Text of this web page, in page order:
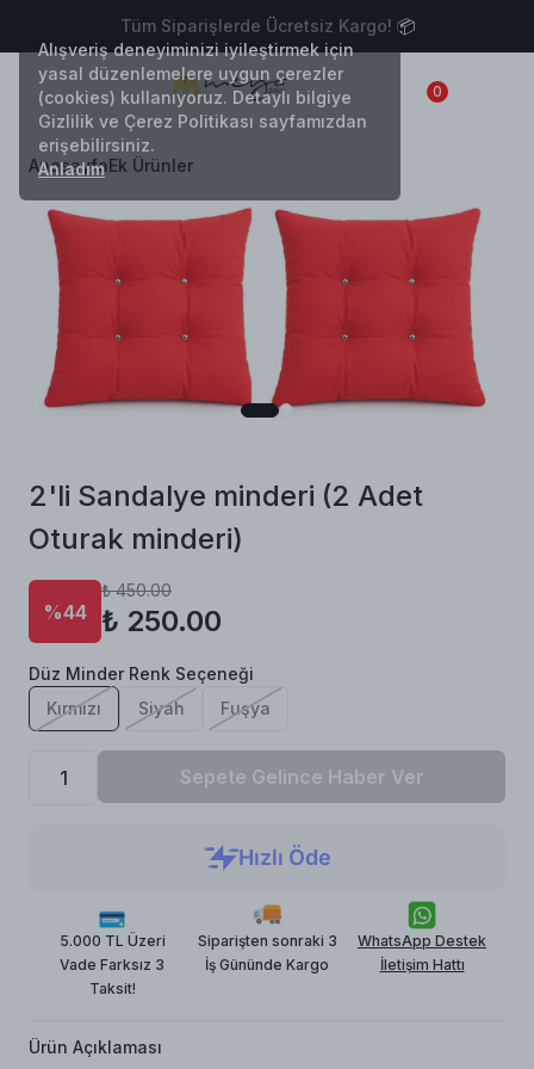
Alışveriş deneyiminizi iyileştirmek için
yasal düzenlemelere uygun çerezler
(cookies) kullanıyoruz. Detaylı bilgiye
Gizlilik ve Çerez Politikası sayfamızdan
erişebilirsiniz.
Anladım
Tüm Siparişlerde Ücretsiz Kargo! 📦
0
AnasayfaEk Ürünler
2'li Sandalye minderi (2 Adet
Oturak minderi)
%44
₺ 450.00
₺ 250.00
Düz Minder Renk Seçeneği
Kırmızı
Siyah Fuşya
Sepete Gelince Haber Ver
5.000 TL Üzeri
Vade Farksız 3
Taksit!
Siparişten sonraki 3
İş Gününde Kargo
WhatsApp Destek
İletişim Hattı
Ürün Açıklaması